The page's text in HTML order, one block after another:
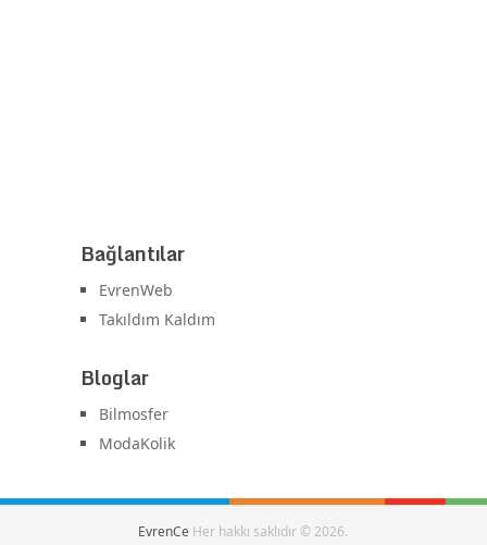
Bağlantılar
EvrenWeb
Takıldım Kaldım
Bloglar
Bilmosfer
ModaKolik
EvrenCe Her hakkı saklıdır © 2026.